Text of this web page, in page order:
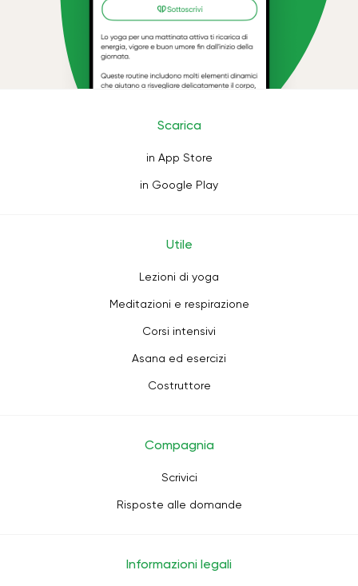
Scarica
in App Store
in Google Play
Utile
Lezioni di yoga
Meditazioni e respirazione
Corsi intensivi
Asana ed esercizi
Costruttore
Compagnia
Scrivici
Risposte alle domande
Informazioni legali